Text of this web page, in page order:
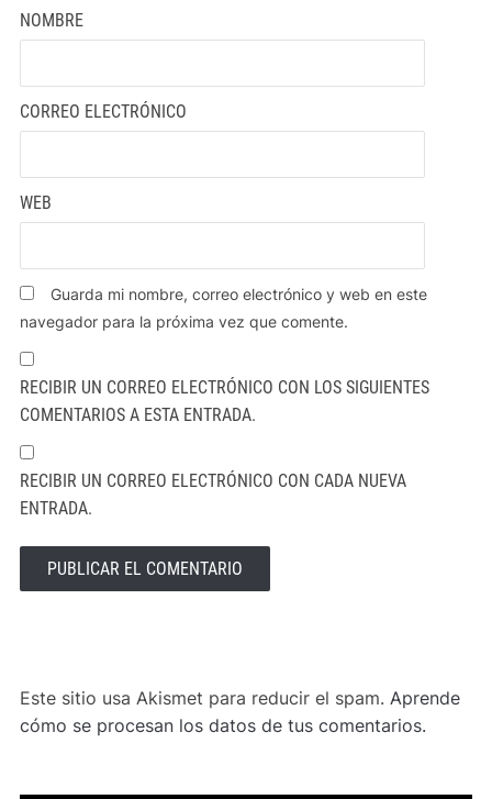
NOMBRE
CORREO ELECTRÓNICO
WEB
Guarda mi nombre, correo electrónico y web en este
navegador para la próxima vez que comente.
RECIBIR UN CORREO ELECTRÓNICO CON LOS SIGUIENTES
COMENTARIOS A ESTA ENTRADA.
RECIBIR UN CORREO ELECTRÓNICO CON CADA NUEVA
ENTRADA.
Este sitio usa Akismet para reducir el spam. Aprende
cómo se procesan los datos de tus comentarios.